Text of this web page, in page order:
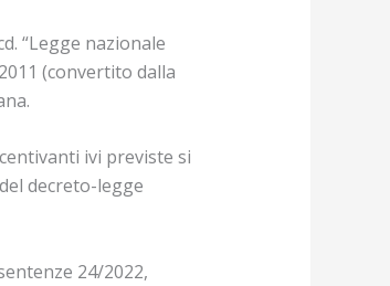
“Legge nazionale
(convertito dalla
ivi previste si
decreto-legge
24/2022,